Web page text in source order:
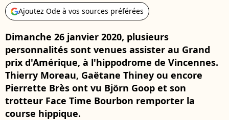
Ajoutez Ode à vos sources préférées
Dimanche 26 janvier 2020, plusieurs
personnalités sont venues assister au Grand
prix d'Amérique, à l'hippodrome de Vincennes.
Thierry Moreau, Gaëtane Thiney ou encore
Pierrette Brès ont vu Björn Goop et son
trotteur Face Time Bourbon remporter la
course hippique.